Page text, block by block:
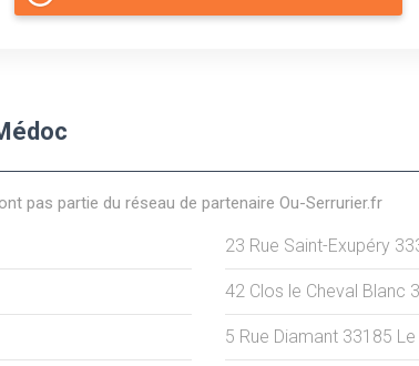
pas partie du réseau de partenaire Ou-Serrurier.fr
23 Rue Saint-Exupéry
42 Clos le Cheval Blanc
5 Rue Diamant 33185